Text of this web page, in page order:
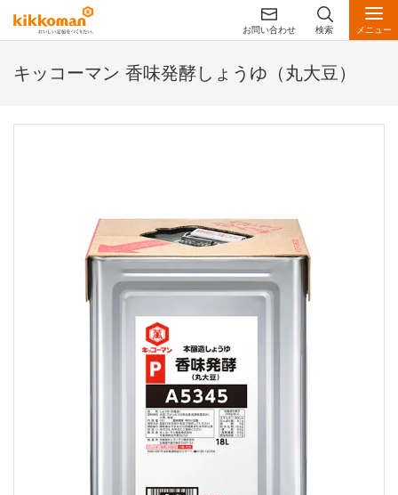
お問い合わせ 検索 メニュー
キッコーマン 香味発酵しょうゆ（丸大豆）